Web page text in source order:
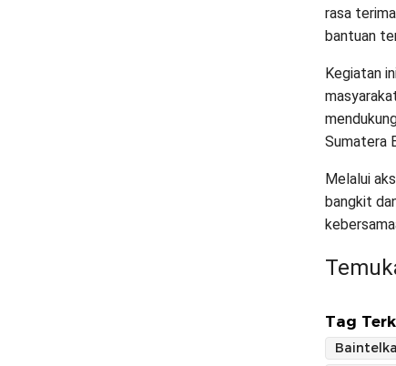
rasa
bantuan
Kegiatan
Sumatera
Melalui
bangkit
Tag